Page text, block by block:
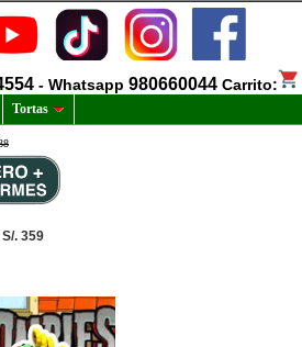
- Whatsapp 980660044 Carrito:
Tortas
. 359